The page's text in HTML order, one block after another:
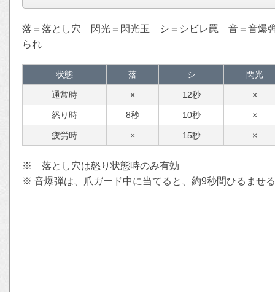
落＝落とし穴 閃光＝閃光玉 シ＝シビレ罠 音＝音
られ
状態 落 シ 閃光
通常時 × 12秒 ×
怒り時 8秒 10秒 ×
疲労時 × 15秒 ×
※ 落とし穴は怒り状態時のみ有効
※ 音爆弾は、爪ガード中に当てると、約9秒間ひるませ